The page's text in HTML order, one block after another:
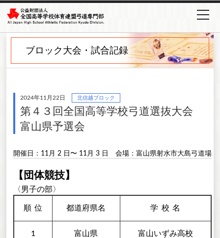
ブロック大会・試合記録
2024年11月22日 北信越ブロック
第４３回全国高等学校弓道選抜大会
富山県予選会
開催日：11月 2 日〜 11月 3 日 会場：富山県射水市大島弓道場
【団体競技】
〈男子の部〉
順位 都道府県名 学校名
1 富山県 富山いずみ高校